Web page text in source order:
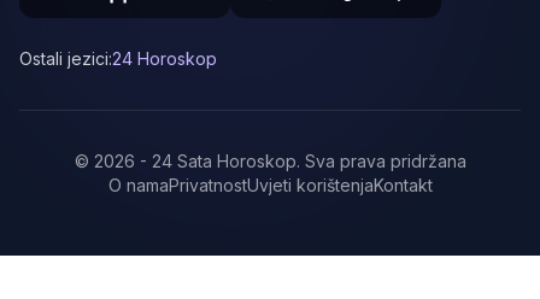
Ostali jezici:24 Horoskop
© 2026 - 24 Sata Horoskop. Sva prava pridržana
O namaPrivatnostUvjeti korištenjaKontakt